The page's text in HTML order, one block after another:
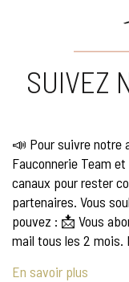
SUIVEZ
📣 Pour suivre notre
Fauconnerie Team
canaux pour rester
partenaires. Vous
pouvez : 📩 Vous
mail tous les 2 mois.
En savoir plus